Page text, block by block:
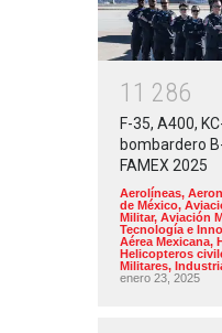
1 1 286
F-35, A400,
bombardero
FAMEX 2025
Aerolíneas,
de México,
Militar, Aviación
Tecnología e
Aérea Mexicana,
Helicopteros
Militares,
enero 23, 2025